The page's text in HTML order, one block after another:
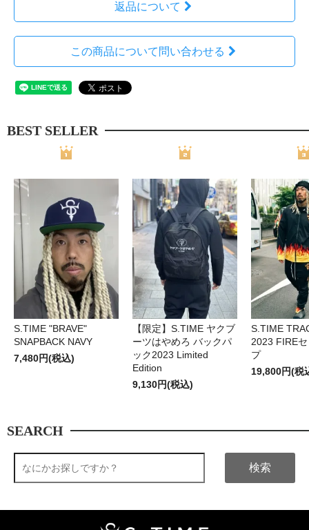
返品について
この商品について問い合わせる
BEST SELLER
S.TIME "BRAVE"
SNAPBACK NAVY
7,480円(税込)
【限定】S.TIME ヤクブ
ーツはやめろ バックパ
ック2023 Limited
Edition
9,130円(税込)
S.TIME
2023 FIRE
プ
19,800円(税
SEARCH
検索